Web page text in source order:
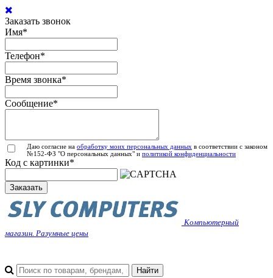
Заказать звонок
Имя*
Телефон*
Время звонка*
Сообщение*
Даю согласие на обработку моих персональных данных в соответствии с законом
№152-ФЗ "О персональных данных" и политикой конфиденциальности
Код с картинки*
Заказать
Компьютерный
магазин. Разумные цены